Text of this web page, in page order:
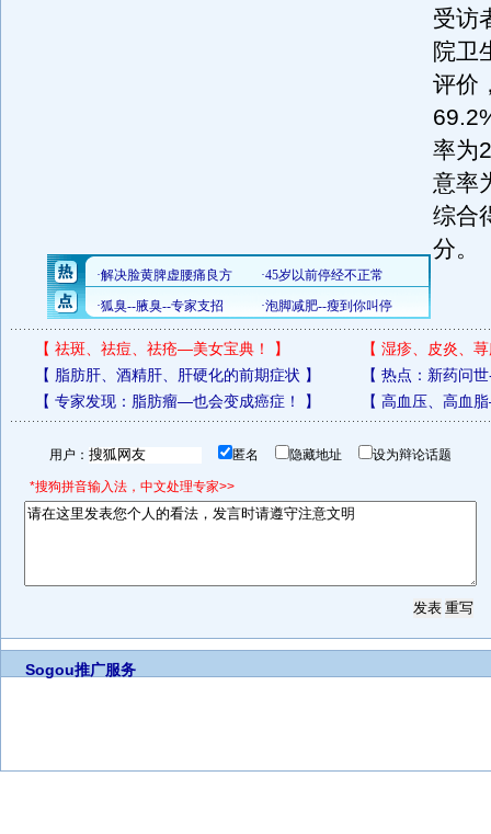
受访
院卫
评价
率为
意率
综合
分。
【 祛斑、祛痘、祛疮—美女宝典！ 】 【 湿疹、皮炎、
【 脂肪肝、酒精肝、肝硬化的前期症状 】 【 热点：新药问
【 专家发现：脂肪瘤—也会变成癌症！ 】 【 高血压、高血
用户： 匿名 隐藏地址 设为辩论话题
*搜狗拼音输入法，中文处理专家>>
Sogou推广服务